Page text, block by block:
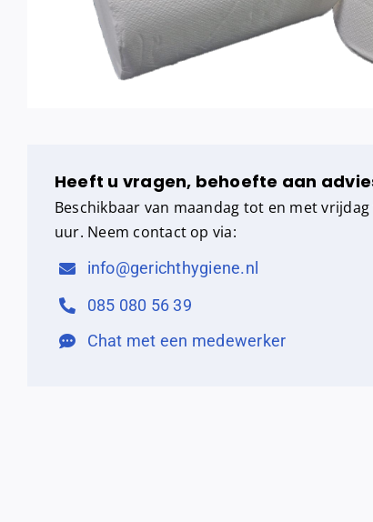
Heeft u vragen, behoefte aan
Beschikbaar van maandag tot en met
uur. Neem contact op via:
info@gerichthygiene.nl
085 080 56 39
Chat met een medewerker